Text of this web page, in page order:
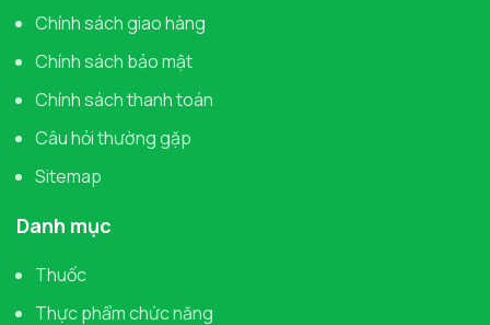
Chính sách giao hàng
Chính sách bảo mật
Chính sách thanh toán
Câu hỏi thường gặp
Sitemap
Danh mục
Thuốc
Thực phẩm chức năng